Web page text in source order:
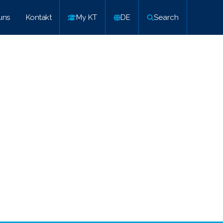
Kontakt My KT DE Search